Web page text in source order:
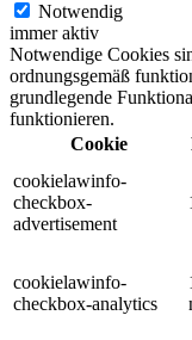
Notwendig
immer aktiv
Notwendige Cookies
ordnungsgemäß
grundlegende
funktionieren.
Cookie
cookielawinfo-
checkbox-
advertisement
cookielawinfo-
checkbox-analytics